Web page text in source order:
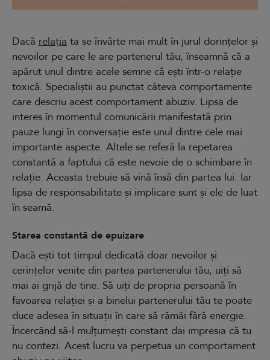
Dacă relația ta se învârte mai mult în jurul dorințelor și
nevoilor pe care le are partenerul tău, înseamnă că a
apărut unul dintre acele semne că ești într-o relație
toxică. Specialiștii au punctat câteva comportamente
care descriu acest comportament abuziv. Lipsa de
interes în momentul comunicării manifestată prin
pauze lungi în conversație este unul dintre cele mai
importante aspecte. Altele se referă la repetarea
constantă a faptului că este nevoie de o schimbare în
relație. Aceasta trebuie să vină însă din partea lui. Iar
lipsa de responsabilitate și implicare sunt și ele de luat
în seamă.
Starea constantă de epuizare
Dacă ești tot timpul dedicată doar nevoilor și
cerințelor venite din partea partenerului tău, uiți să
mai ai grijă de tine. Să uiți de propria persoană în
favoarea relației și a binelui partenerului tău te poate
duce adesea în situații în care să rămâi fără energie.
Încercând să-l mulțumești constant dai impresia că tu
nu contezi. Acest lucru va perpetua un comportament